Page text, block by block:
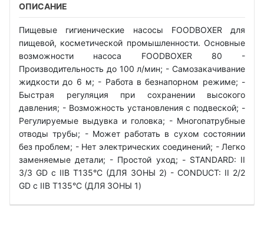
ОПИСАНИЕ
Пищевые гигиенические насосы FOODBOXER для
пищевой, косметической промышленности. Основные
возможности насоса FOODBOXER 80 -
Производительность до 100 л/мин; - Самозакачивание
жидкости до 6 м; - Работа в безнапорном режиме; -
Быстрая регуляция при сохранении высокого
давления; - Возможность установления с подвеской; -
Регулируемые выдувка и головка; - Многопатрубные
отводы трубы; - Может работать в сухом состоянии
без проблем; - Нет электрических соединений; - Легко
заменяемые детали; - Простой уход; - STANDARD: II
3/3 GD c IIB T135°C (ДЛЯ ЗОНЫ 2) - CONDUCT: II 2/2
GD c IIB T135°C (ДЛЯ ЗОНЫ 1)